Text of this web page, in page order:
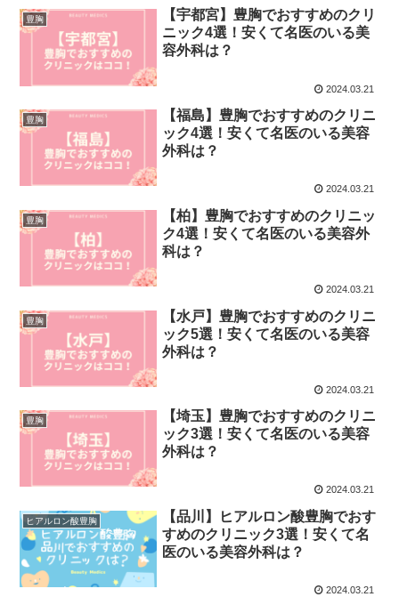
豊胸
【宇都宮】豊胸でおすすめのクリ
ニック4選！安くて名医のいる美
容外科は？
2024.03.21
豊胸
【福島】豊胸でおすすめのクリニ
ック4選！安くて名医のいる美容
外科は？
2024.03.21
豊胸
【柏】豊胸でおすすめのクリニッ
ク4選！安くて名医のいる美容外
科は？
2024.03.21
豊胸
【水戸】豊胸でおすすめのクリニ
ック5選！安くて名医のいる美容
外科は？
2024.03.21
豊胸
【埼玉】豊胸でおすすめのクリニ
ック3選！安くて名医のいる美容
外科は？
2024.03.21
ヒアルロン酸豊胸
【品川】ヒアルロン酸豊胸でおす
すめのクリニック3選！安くて名
医のいる美容外科は？
2024.03.21